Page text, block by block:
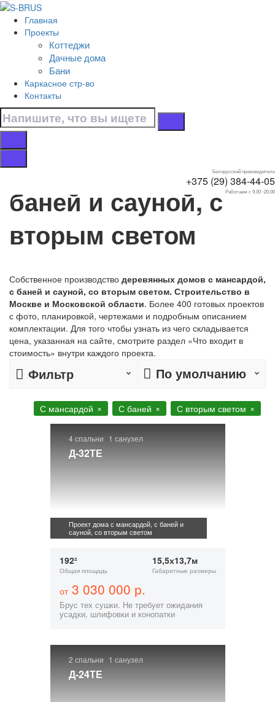
Перейти к контенту
Главная
Проекты
Коттеджи
Дачные дома
Бани
Каркасное стр-во
Контакты
Белорусский производитель
+375 (29) 384-44-05
Работаем с 9.00 -20.00
Главная
С мансардой
С баней и сауной
/
С вторым светом
Дома с мансардой, с
баней и сауной, с
вторым светом
Собственное производство деревянных домов с мансардой,
с баней и сауной, со вторым светом. Строительство в
Москве и Московской области. Более 400 готовых проектов
с фото, планировкой, чертежами и подробным описанием
комплектации. Для того чтобы узнать из чего складывается
цена, указанная на сайте, смотрите раздел «Что входит в
стоимость» внутри каждого проекта.
Фильтр По умолчанию
С мансардой С баней С вторым светом
4 спальни 1 санузел
Д-32ТЕ
Проект дома с мансардой, с баней и
сауной, со вторым светом
192²
Общая площадь
15,5х13,7м
Габаритные размеры
от3 030 000 р.
Брус тех сушки. Не требует ожидания
усадки, шлифовки и конопатки
2 спальни 1 санузел
Д-24ТЕ